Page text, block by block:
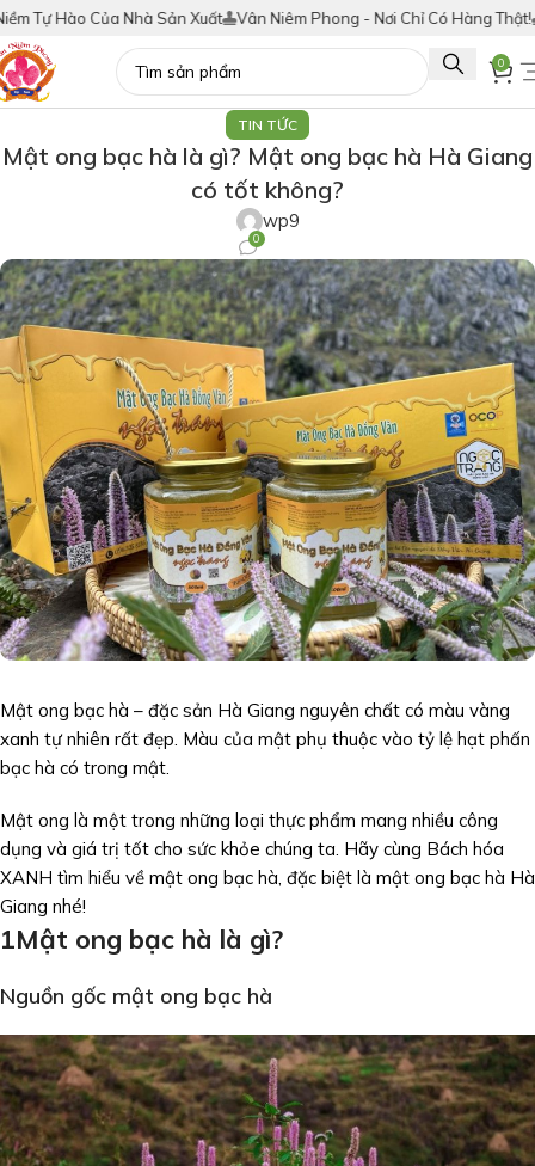
Vân Niêm Phong - Nơi Chỉ Có Hàng Thật! Tích Điểm Đổi Quà Mua
0
TIN TỨC
Mật ong bạc hà là gì? Mật ong bạc hà Hà Giang
có tốt không?
wp9
0
Mật ong bạc hà – đặc sản Hà Giang nguyên chất có màu vàng
xanh tự nhiên rất đẹp. Màu của mật phụ thuộc vào tỷ lệ hạt phấn
bạc hà có trong mật.
Mật ong là một trong những loại thực phẩm mang nhiều công
dụng và giá trị tốt cho sức khỏe chúng ta. Hãy cùng Bách hóa
XANH tìm hiểu về mật ong bạc hà, đặc biệt là mật ong bạc hà Hà
Giang nhé!
1Mật ong bạc hà là gì?
Nguồn gốc mật ong bạc hà